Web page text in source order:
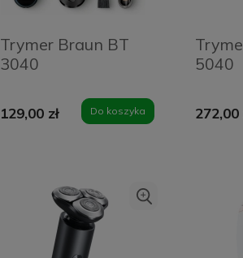
Trymer Braun BT
3040
129,00 zł Do koszyka
5040
272,00